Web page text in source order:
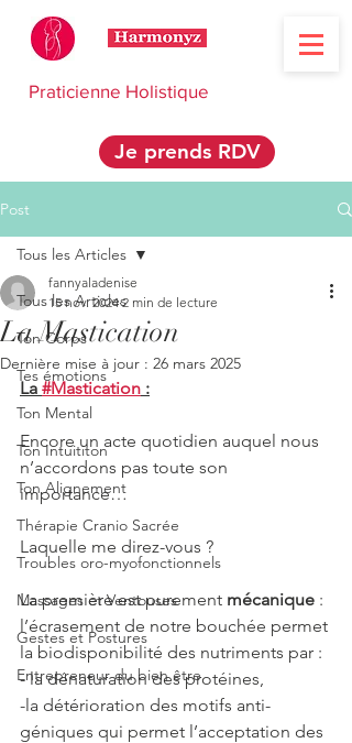
Je prends RDV
Praticienne Holistique
Post
Tous les Articles
Ton Corps
Tes émotions
Ton Mental
Ton Intuititon
Ton Alignement
Thérapie Cranio Sacrée
Troubles oro-myofonctionnels
Massages et Ventouses
Gestes et Postures
Entrepreneur du bien être
Tous les Articles
La Mastication
fannyaladenise
15 nov. 2024 2 min de lecture
Dernière mise à jour : 26 mars 2025
La #Mastication :
Encore un acte quotidien auquel nous
n’accordons pas toute son
importance…
Laquelle me direz-vous ?
La première est purement mécanique :
l’écrasement de notre bouchée permet
la biodisponibilité des nutriments par :
- la dénaturation des protéines,
-la détérioration des motifs anti-
géniques qui permet l’acceptation des